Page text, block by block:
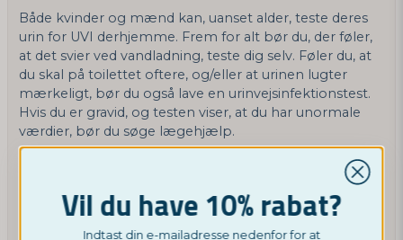
Både kvinder og mænd kan, uanset alder, teste deres
urin for UVI derhjemme. Frem for alt bør du, der føler,
at det svier ved vandladning, teste dig selv. Føler du, at
du skal på toilettet oftere, og/eller at urinen lugter
mærkeligt, bør du også lave en urinvejsinfektionstest.
Hvis du er gravid, og testen viser, at du har unormale
værdier, bør du søge lægehjælp.
Urinvejsinfektionstesten viser niveauet af hvide
blodlegemer, proteiner, nitrit og blod i urinen. Et
Vil du have 10% rabat?
Indtast din e-mailadresse nedenfor for at